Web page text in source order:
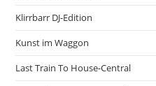
Klirrbarr DJ-Edition
Kunst im Waggon
Last Train To House-Central